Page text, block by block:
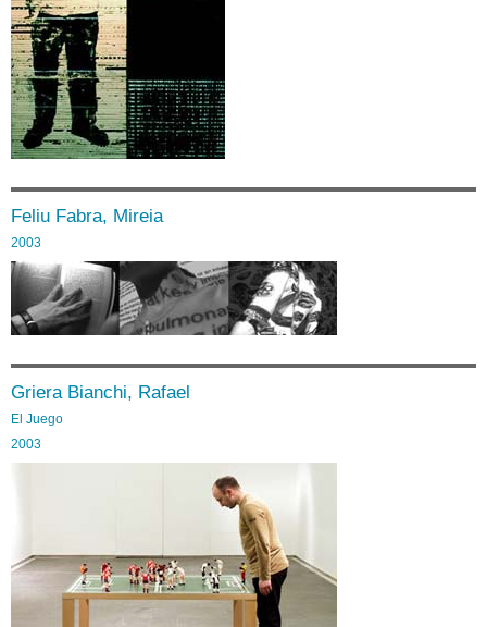
Feliu Fabra, Mireia
2003
Griera Bianchi, Rafael
El Juego
2003